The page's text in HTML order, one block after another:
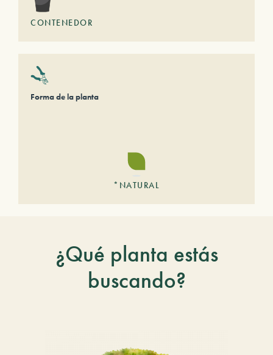
CONTENEDOR
Forma de la planta
*NATURAL
¿Qué planta estás
buscando?